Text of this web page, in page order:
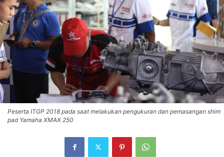
Peserta ITGP 2018 pada saat melakukan pengukuran dan pemasangan shim
pad Yamaha XMAX 250